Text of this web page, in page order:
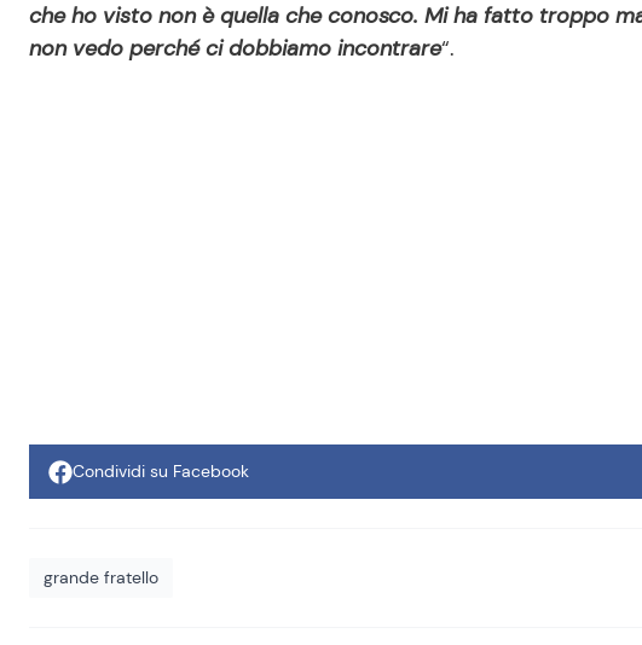
che ho visto non è quella che conosco. Mi ha fatto troppo
non vedo perché ci dobbiamo incontrare“.
Condividi su Facebook
grande fratello